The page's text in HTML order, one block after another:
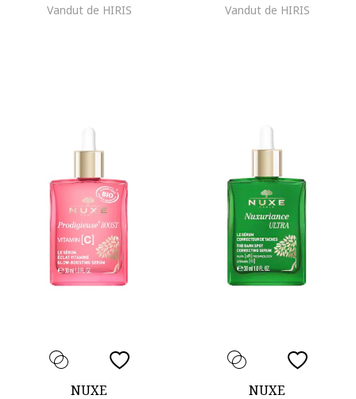
Vandut de HIRIS Vandut de HIRIS
NUXE NUXE